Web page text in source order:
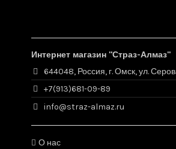
Интернет магазин "Страз-Алмаз"
644048, Россия, г. Омск, ул.
+7(913)681-09-89
info@straz-almaz.ru
О нас